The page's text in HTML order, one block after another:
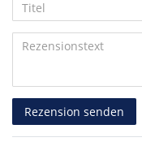
Anzeigename
(optional)
Titel
Rezensionstext
Rezension senden